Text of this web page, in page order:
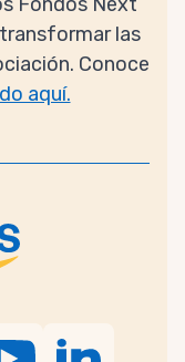
Fondos Next
las
Conoce
aquí.